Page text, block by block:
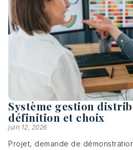
Système gestion
définition et choix
juin 12, 2026
Projet, demande de